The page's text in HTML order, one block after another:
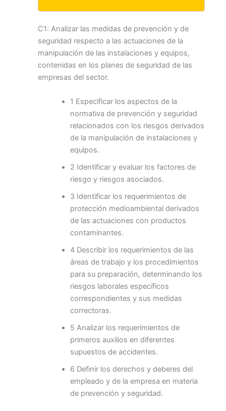
C1: Analizar las medidas de prevención y de
seguridad respecto a las actuaciones de la
manipulación de las instalaciones y equipos,
contenidas en los planes de seguridad de las
empresas del sector.
1 Especificar los aspectos de la
normativa de prevención y seguridad
relacionados con los riesgos derivados
de la manipulación de instalaciones y
equipos.
2 Identificar y evaluar los factores de
riesgo y riesgos asociados.
3 Identificar los requerimientos de
protección medioambiental derivados
de las actuaciones con productos
contaminantes.
4 Describir los requerimientos de las
áreas de trabajo y los procedimientos
para su preparación, determinando los
riesgos laborales específicos
correspondientes y sus medidas
correctoras.
5 Analizar los requerimientos de
primeros auxilios en diferentes
supuestos de accidentes.
6 Definir los derechos y deberes del
empleado y de la empresa en materia
de prevención y seguridad.